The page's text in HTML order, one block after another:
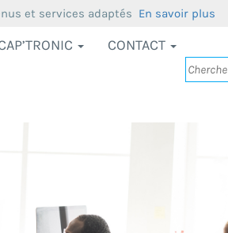
CONTACT
et services adaptés En savoir plus